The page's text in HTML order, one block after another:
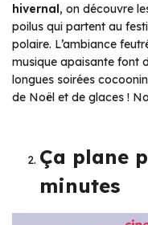
hivernal, on découvre
poilus qui partent au
polaire. L’ambiance
musique apaisante font
longues soirées
de Noël et de glaces !
Ça plane
minutes